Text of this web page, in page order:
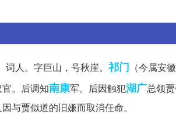
词人。字巨山，号秋崖。祁门 （今属安
。后调知南康军。后因触犯湖广总领
与贾似道的旧嫌而取消任命。